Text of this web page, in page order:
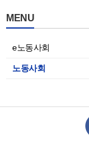
MENU
e노동사회
노동사회